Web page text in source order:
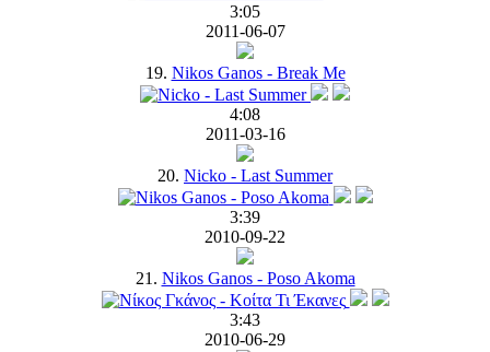
3:05
2011-06-07
19. Nikos Ganos - Break Me
4:08
2011-03-16
20. Nicko - Last Summer
3:39
2010-09-22
21. Nikos Ganos - Poso Akoma
3:43
2010-06-29